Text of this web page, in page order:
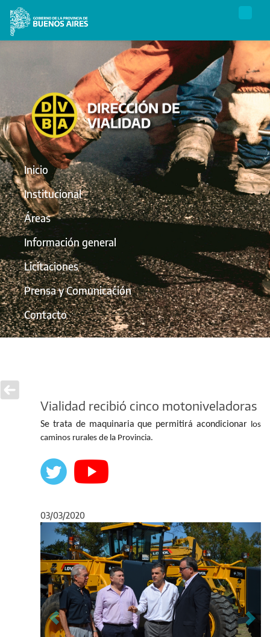
Inicio
Institucional
Áreas
Información general
Licitaciones
Prensa y Comunicación
Contacto
Vialidad recibió cinco motoniveladoras
Se trata de maquinaria que permitirá acondicionar los
caminos rurales de la Provincia.
03/03/2020
Anterior